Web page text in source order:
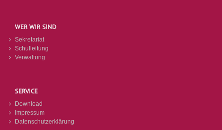
WER WIR SIND
Sekretariat
Schulleitung
Verwaltung
SERVICE
Download
Impressum
Datenschutzerklärung